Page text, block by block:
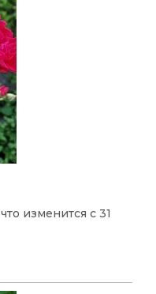
изменится с 31